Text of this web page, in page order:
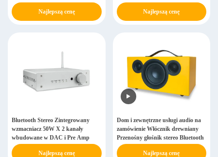
Najlepszą cenę Najlepszą cenę
Bluetooth Stereo Zintegrowany
wzmacniacz 50W X 2 kanały
wbudowane w DAC i Pre Amp
Najlepszą cenę
Dom i zewnętrzne usługi audio na
zamówienie Włócznik drewniany
Przenośny głośnik stereo Bluetooth
Najlepszą cenę